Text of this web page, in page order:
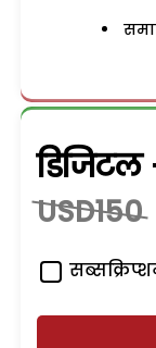
डिजिटल
USD150